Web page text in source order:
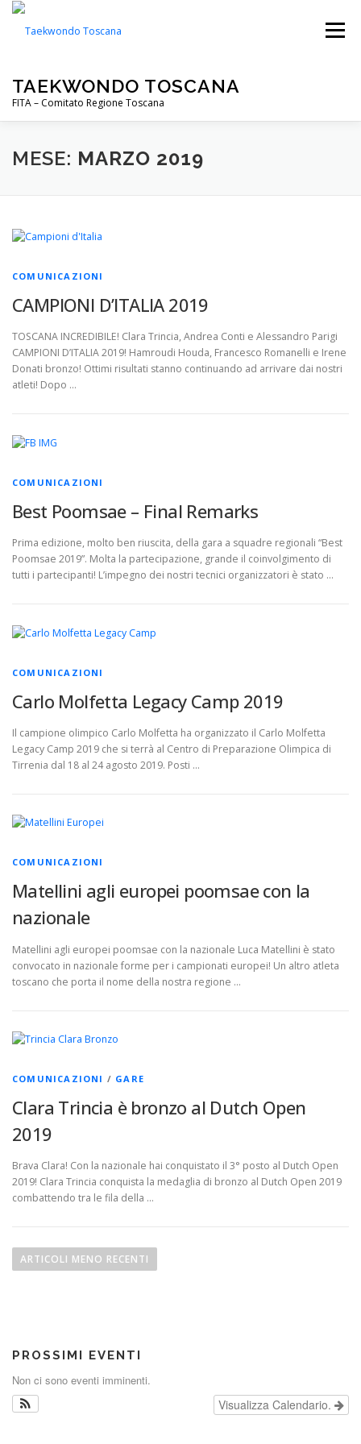
Passa
contenuto
TAEKWONDO TOSCANA
FITA – Comitato Regione Toscana
Menu
FITA PALESTRE NOTIZIE
MESE: MARZO 2019
COMUNICAZIONI
CAMPIONI D’ITALIA 2019
TOSCANA INCREDIBILE! Clara Trincia, Andrea Conti e Alessandro Parigi
CAMPIONI D’ITALIA 2019! Hamroudi Houda, Francesco Romanelli e Irene
Donati bronzo! Ottimi risultati stanno continuando ad arrivare dai nostri
atleti! Dopo …
COMUNICAZIONI
Best Poomsae – Final Remarks
Prima edizione, molto ben riuscita, della gara a squadre regionali “Best
Poomsae 2019”. Molta la partecipazione, grande il coinvolgimento di
tutti i partecipanti! L’impegno dei nostri tecnici organizzatori è stato …
COMUNICAZIONI
Carlo Molfetta Legacy Camp 2019
Il campione olimpico Carlo Molfetta ha organizzato il Carlo Molfetta
Legacy Camp 2019 che si terrà al Centro di Preparazione Olimpica di
Tirrenia dal 18 al 24 agosto 2019. Posti …
COMUNICAZIONI
Matellini agli europei poomsae con la
nazionale
Matellini agli europei poomsae con la nazionale Luca Matellini è stato
convocato in nazionale forme per i campionati europei! Un altro atleta
toscano che porta il nome della nostra regione …
COMUNICAZIONI / GARE
Clara Trincia è bronzo al Dutch Open
2019
Brava Clara! Con la nazionale hai conquistato il 3° posto al Dutch Open
2019! Clara Trincia conquista la medaglia di bronzo al Dutch Open 2019
combattendo tra le fila della …
a
z
i
o
ARTICOLI MENO RECENTI
PROSSIMI EVENTI
Non ci sono eventi imminenti.
Visualizza Calendario.